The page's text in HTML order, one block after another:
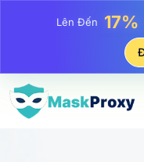
Lên Đến 25%